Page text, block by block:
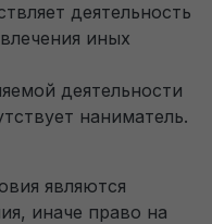
деятельность
иных
деятельности
наниматель.
являются
иначе право на